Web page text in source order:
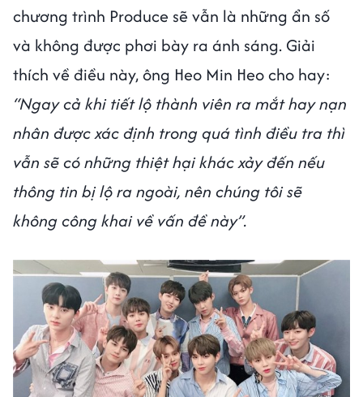
chương trình Produce sẽ vẫn là những ẩn số
và không được phơi bày ra ánh sáng. Giải
thích về điều này, ông Heo Min Heo cho hay:
“Ngay cả khi tiết lộ thành viên ra mắt hay nạn
nhân được xác định trong quá tình điều tra thì
vẫn sẽ có những thiệt hại khác xảy đến nếu
thông tin bị lộ ra ngoài, nên chúng tôi sẽ
không công khai về vấn đề này”.